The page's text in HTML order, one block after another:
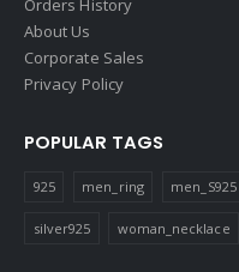
About Us
Corporate Sales
Privacy Policy